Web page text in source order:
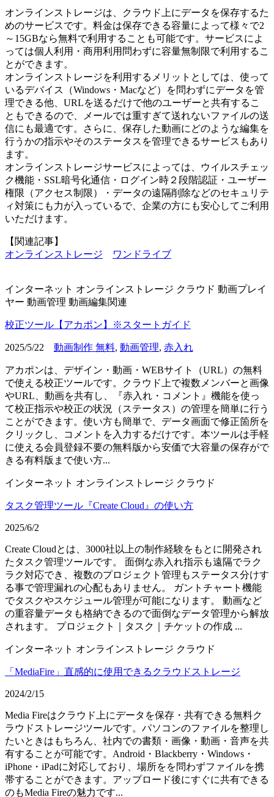
オンラインストレージは、クラウド上にデータを保存するた
めのサービスです。料金は保存できる容量によって様々で2
～15GBなら無料で利用することも可能です。サービスによ
っては個人利用・商用利用問わずに容量無制限で利用するこ
とができます。
オンラインストレージを利用するメリットとしては、使って
いるデバイス（Windows・Macなど）を問わずにデータを管
理できる他、URLを送るだけで他のユーザーと共有するこ
ともできるので、メールでは重すぎて送れないファイルの送
信にも最適です。さらに、保存した動画にどのような編集を
行うかの指示やそのステータスを管理できるサービスもあり
ます。
オンラインストレージサービスによっては、ウイルスチェッ
ク機能・SSL暗号化通信・ログイン時２段階認証・ユーザー
権限（アクセス制限）・データの遠隔削除などのセキュリテ
ィ対策にも力が入っているで、企業の方にも安心してご利用
いただけます。
【関連記事】
オンラインストレージ
ワンドライブ
インターネット オンラインストレージ クラウド 動画プレイ
ヤー 動画管理 動画編集関連
校正ツール【アカポン】※スタートガイド
2025/5/22 動画制作 無料, 動画管理, 赤入れ
アカポンは、デザイン・動画・WEBサイト（URL）の無料
で使える校正ツールです。クラウド上で複数メンバーと画像
やURL、動画を共有し、『赤入れ・コメント』機能を使っ
て校正指示や校正の状況（ステータス）の管理を簡単に行う
ことができます。使い方も簡単で、データ画面で修正箇所を
クリックし、コメントを入力するだけです。本ツールは手軽
に使える会員登録不要の無料版から安価で大容量の保存がで
きる有料版まで使い方...
インターネット オンラインストレージ クラウド
タスク管理ツール『Create Cloud』の使い方
2025/6/2
Create Cloudとは、3000社以上の制作経験をもとに開発され
たタスク管理ツールです。 面倒な赤入れ指示も遠隔でラク
ラク対応でき、複数のプロジェクト管理もステータス分けす
る事で管理漏れの心配もありません。 ガントチャート機能
でタスクやスケジュール管理が可能になります。 動画など
の重容量データも格納できるので面倒なデータ管理から解放
されます。 プロジェクト｜タスク｜チケットの作成 ...
インターネット オンラインストレージ クラウド
「MediaFire」直感的に使用できるクラウドストレージ
2024/2/15
Media Fireはクラウド上にデータを保存・共有できる無料ク
ラウドストレージツールです。パソコンのファイルを整理し
たいときはもちろん、社内での書類・画像・動画・音声を共
有することが可能です。Android・Blackberry・Windows・
iPhone・iPadに対応しており、場所をを問わずファイルを携
帯することができます。アップロード後にすぐに共有できる
のもMedia Fireの魅力です...